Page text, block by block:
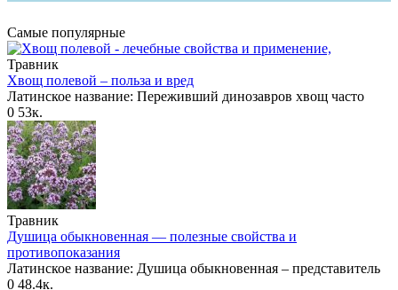
Самые популярные
Травник
Хвощ полевой – польза и вред
Латинское название: Переживший динозавров хвощ часто
0 53к.
Травник
Душица обыкновенная — полезные свойства и
противопоказания
Латинское название: Душица обыкновенная – представитель
0 48.4к.